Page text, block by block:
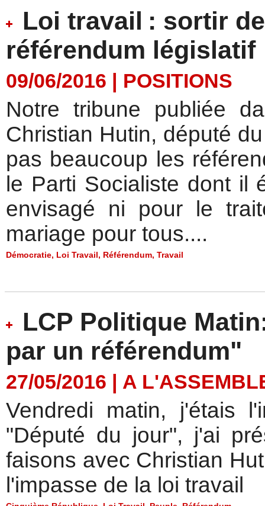
Loi travail : sortir
référendum législatif
09/06/2016 | POSITIONS
Notre tribune publiée
Christian Hutin, député
pas beaucoup les
le Parti Socialiste dont il
envisagé ni pour le
mariage pour tous....
Démocratie, Loi Travail, Référendum, Travail
LCP Politique
par un référendum"
27/05/2016 | A
Vendredi matin, j'étais
"Député du jour", j'ai
faisons avec Christian
l'impasse de la loi travail